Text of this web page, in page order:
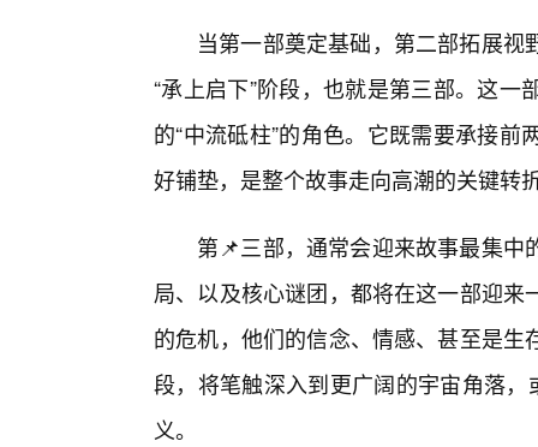
当第一部奠定基础，第二部拓展
“承上启下”阶段，也就是第三部。这
的“中流砥柱”的角色。它既需要承接
好铺垫，是整个故事走向高潮的关键转
第📌三部，通常会迎来故事最集
局、以及核心谜团，都将在这一部迎
的危机，他们的信念、情感、甚至是
段，将笔触深入到更广阔的宇宙角落
义。